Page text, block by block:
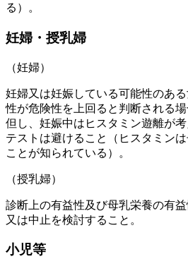
る）。
妊婦・授乳婦
（妊婦）
妊婦又は妊娠している可能性のあ
性が危険性を上回ると判断される場
但し、妊娠中はヒスタミン遊離が
テストは避けること（ヒスタミン
ことが知られている）。
（授乳婦）
診断上の有益性及び母乳栄養の有
又は中止を検討すること。
小児等